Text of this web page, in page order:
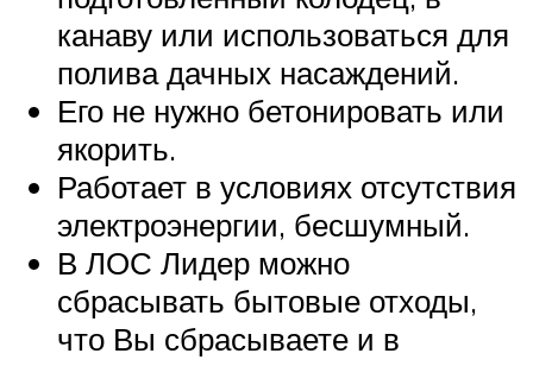
канаву или использоваться для
полива дачных насаждений.
Его не нужно бетонировать или
якорить.
Работает в условиях отсутствия
электроэнергии, бесшумный.
В ЛОС Лидер можно
сбрасывать бытовые отходы,
что Вы сбрасываете и в